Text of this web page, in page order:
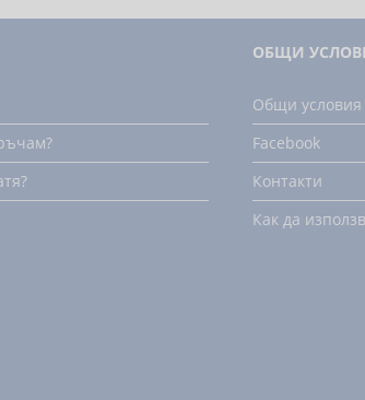
ОБЩИ
Общи условия
Facebook
Контакти
Как да